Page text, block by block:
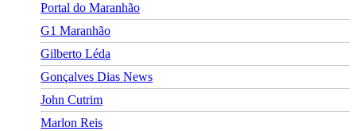
Portal do Maranhão
G1 Maranhão
Gilberto Léda
Gonçalves Dias News
John Cutrim
Marlon Reis